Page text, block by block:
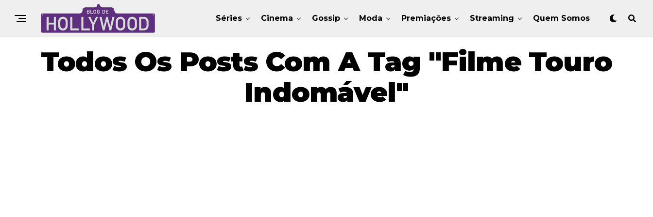
Séries Cinema Gossip Moda Premiações Streaming Quem Somos
Todos Os Posts Com A Tag "Filme Touro
Indomável"